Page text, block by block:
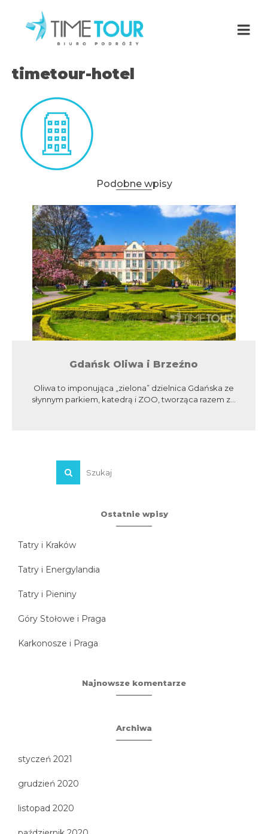
timetour-hotel
Podobne wpisy
Gdańsk Oliwa i Brzeźno
Oliwa to imponująca „zielona” dzielnica Gdańska ze
słynnym parkiem, katedrą i ZOO, tworząca razem z...
Ostatnie wpisy
Tatry i Kraków
Tatry i Energylandia
Tatry i Pieniny
Góry Stołowe i Praga
Karkonosze i Praga
Najnowsze komentarze
Archiwa
styczeń 2021
grudzień 2020
listopad 2020